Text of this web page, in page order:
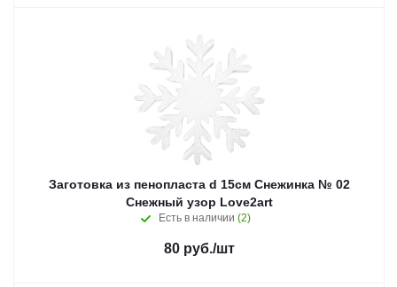
Заготовка из пенопласта d 15см Снежинка № 02
Снежный узор Love2art
Есть в наличии (2)
80 руб./шт